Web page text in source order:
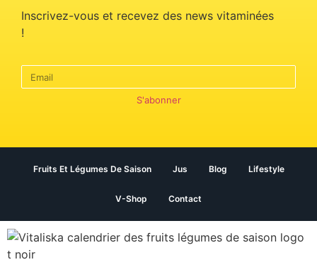
Inscrivez-vous et recevez des news vitaminées
!
S'abonner
Fruits Et Légumes De Saison Jus Blog Lifestyle
V-Shop Contact